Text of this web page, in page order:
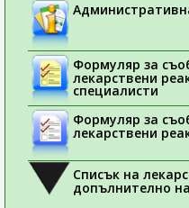
Формуляр за
лекарствени
специалисти
Формуляр за
лекарствени
Списък на
допълнително